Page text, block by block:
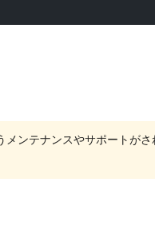
メンテナンスやサポートが